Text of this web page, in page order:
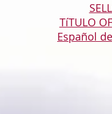
TíTULO
Español